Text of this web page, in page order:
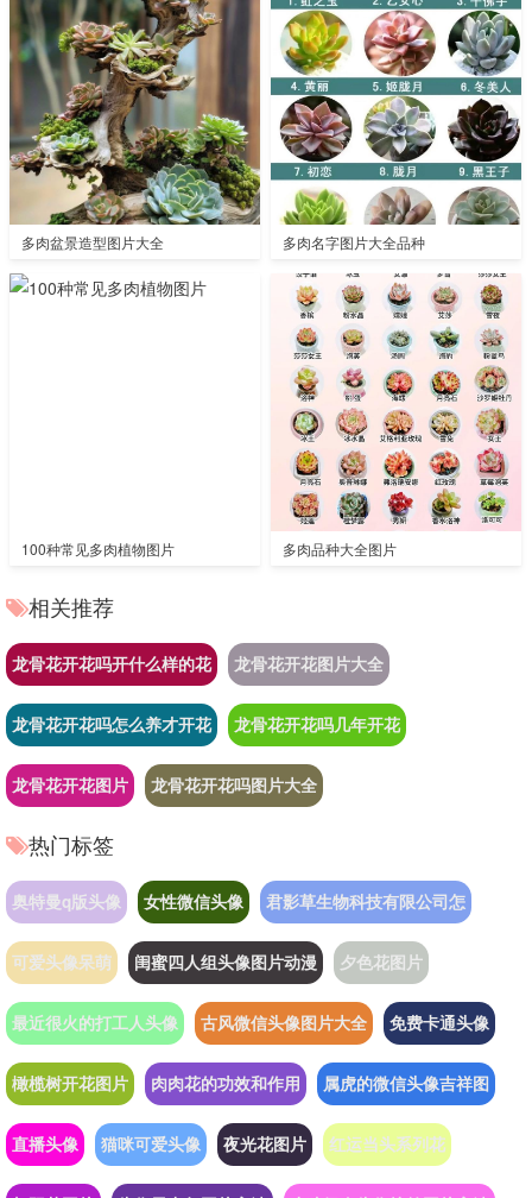
多肉盆景造型图片大全 多肉名字图片大全品种
100种常见多肉植物图片 多肉品种大全图片
相关推荐
龙骨花开花吗开什么样的花 龙骨花开花图片大全
龙骨花开花吗怎么养才开花 龙骨花开花吗几年开花
龙骨花开花图片 龙骨花开花吗图片大全
热门标签
奥特曼q版头像 女性微信头像 君影草生物科技有限公司怎
可爱头像呆萌 闺蜜四人组头像图片动漫 夕色花图片
最近很火的打工人头像 古风微信头像图片大全 免费卡通头像
橄榄树开花图片 肉肉花的功效和作用 属虎的微信头像吉祥图
直播头像 猫咪可爱头像 夜光花图片 红运当头系列花